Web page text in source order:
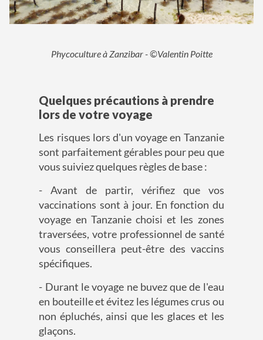
Phycoculture à Zanzibar - ©Valentin Poitte
Quelques précautions à prendre
lors de votre voyage
Les risques lors d'un voyage en Tanzanie
sont parfaitement gérables pour peu que
vous suiviez quelques règles de base :
- Avant de partir, vérifiez que vos
vaccinations sont à jour. En fonction du
voyage en Tanzanie choisi et les zones
traversées, votre professionnel de santé
vous conseillera peut-être des vaccins
spécifiques.
- Durant le voyage ne buvez que de l'eau
en bouteille et évitez les légumes crus ou
non épluchés, ainsi que les glaces et les
glaçons.